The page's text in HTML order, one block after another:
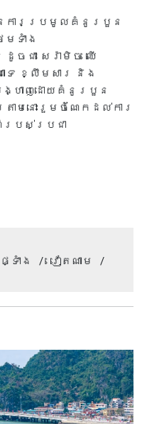
ៃការប្រមូលគំនូរបួន
មទាំង
ចជា សេរ៉ាមិច ឈើ
ទេ ខ្លឹមសារ និង
ហាញដោយគំនូរបួន
ាមនោះរួមចំណែកដល់ការ
របស់ប្រជា
ាំង / វៀតណាម
/